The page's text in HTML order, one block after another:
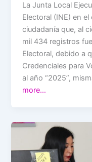
La Junta Local
Electoral (INE) en
ciudadanía que, al
mil 434 registros
Electoral, debido a
Credenciales para
al año “2025”,
more…